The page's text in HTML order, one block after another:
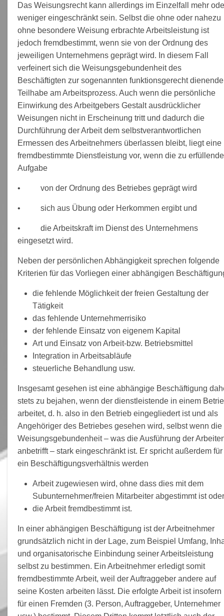
Das Weisungsrecht kann allerdings im Einzelfall mehr
weniger eingeschränkt sein. Selbst die ohne oder nahezu
ohne besondere Weisung erbrachte Arbeitsleistung ist
jedoch fremdbestimmt, wenn sie von der Ordnung des
jeweiligen Unternehmens geprägt wird. In diesem Fall
verfeinert sich die Weisungsgebundenheit des
Beschäftigten zur sogenannten funktionsgerecht
Teilhabe am Arbeitsprozess. Auch wenn die persönliche
Einwirkung des Arbeitgebers Gestalt ausdrücklicher
Weisungen nicht in Erscheinung tritt und dadurch die
Durchführung der Arbeit dem selbstverantwortlichen
Ermessen des Arbeitnehmers überlassen bleibt, liegt eine
fremdbestimmte Dienstleistung vor, wenn die zu erfüllende
Aufgabe
• von der Ordnung des Betriebes geprägt wird
• sich aus Übung oder Herkommen ergibt und
• die Arbeitskraft im Dienst des Unternehmens
eingesetzt wird.
Neben der persönlichen Abhängigkeit sprechen folgende
Kriterien für das Vorliegen einer abhängigen
die fehlende Möglichkeit der freien Gestaltung der
Tätigkeit
das fehlende Unternehmerrisiko
der fehlende Einsatz von eigenem Kapital
Art und Einsatz von Arbeit-bzw. Betriebsmittel
Integration in Arbeitsabläufe
steuerliche Behandlung usw.
Insgesamt gesehen ist eine abhängige Beschäftigung
stets zu bejahen, wenn der dienstleistende in einem
arbeitet, d. h. also in den Betrieb eingegliedert ist und als
Angehöriger des Betriebes gesehen wird, selbst wenn die
Weisungsgebundenheit – was die Ausführung der
anbetrifft – stark eingeschränkt ist. Er spricht außerdem für
ein Beschäftigungsverhältnis werden
Arbeit zugewiesen wird, ohne dass dies mit dem
Subunternehmer/freien Mitarbeiter abgestimmt ist
die Arbeit fremdbestimmt ist.
In einer abhängigen Beschäftigung ist der Arbeitnehmer
grundsätzlich nicht in der Lage, zum Beispiel Umfang,
und organisatorische Einbindung seiner Arbeitsleistung
selbst zu bestimmen. Ein Arbeitnehmer erledigt somit
fremdbestimmte Arbeit, weil der Auftraggeber andere auf
seine Kosten arbeiten lässt. Die erfolgte Arbeit ist insofern
für einen Fremden (3. Person, Auftraggeber, Unternehmer